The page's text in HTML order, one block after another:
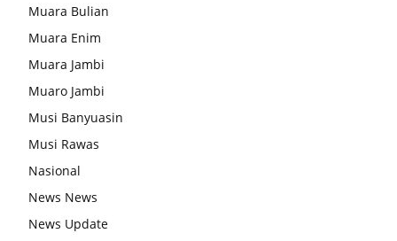
Muara Bulian
Muara Enim
Muara Jambi
Muaro Jambi
Musi Banyuasin
Musi Rawas
Nasional
News News
News Update